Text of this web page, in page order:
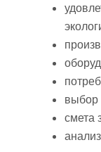
выбор
смета